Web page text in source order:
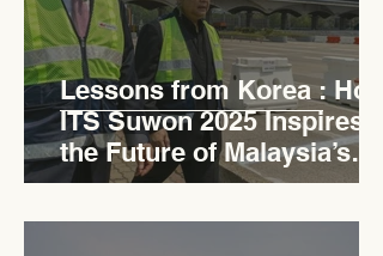
Lessons from Korea : How
ITS Suwon 2025 Inspires
the Future of Malaysia’s
Expressways